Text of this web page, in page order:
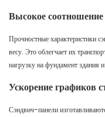
Высокое
Прочностные характеристики
весу. Это облегчает их
нагрузку на фундамент здания
Ускорение графиков
Сэндвич-панели